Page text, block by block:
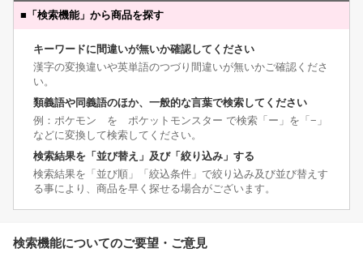
■ 「検索機能」から商品を探す
キーワードに間違いが無いか確認してください
漢字の変換違いや英単語のつづり間違いが無いかご確認くださ
い。
類義語や同義語のほか、一般的な言葉で検索してください
例：ポケモン を ポケットモンスター で検索「ー」を「−」
などに変換して検索してください。
検索結果を「並び替え」及び「絞り込み」する
検索結果を「並び順」「絞込条件」で絞り込み及び並び替えす
る事により、商品を早く探せる場合がございます。
検索機能についてのご要望・ご意見